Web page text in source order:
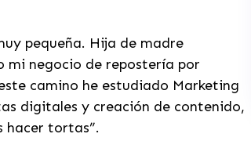
pequeña. Hija de madre
mi negocio de repostería por
camino he estudiado Marketing
digitales y creación de contenido,
hacer tortas”.